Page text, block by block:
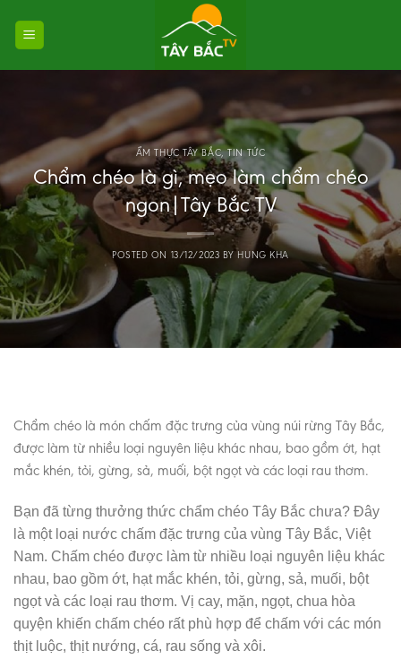
ẨM THỰC TÂY BẮC,TIN TỨC
Chẩm chéo là gì, mẹo làm chẩm chéo
ngon|Tây Bắc TV
POSTED ON 13/12/2023 BYHUNG KHA
Chẩm chéo là món chấm đặc trưng của vùng núi rừng Tây Bắc,
được làm từ nhiều loại nguyên liệu khác nhau, bao gồm ớt, hạt
mắc khén, tỏi, gừng, sả, muối, bột ngọt và các loại rau thơm.
Bạn đã từng thưởng thức chẩm chéo Tây Bắc chưa? Đây
là một loại nước chấm đặc trưng của vùng Tây Bắc, Việt
Nam. Chấm chéo được làm từ nhiều loại nguyên liệu khác
nhau, bao gồm ớt, hạt mắc khén, tỏi, gừng, sả, muối, bột
ngọt và các loại rau thơm. Vị cay, mặn, ngọt, chua hòa
quyện khiến chấm chéo rất phù hợp để chấm với các món
thịt luộc, thịt nướng, cá, rau sống và xôi.